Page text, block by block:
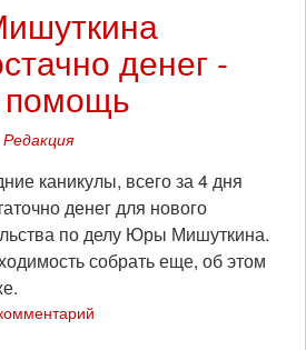
денег -
помощь
Редакция
каникулы, всего за 4 дня
денег для нового
по делу Юры Мишуткина.
собрать еще, об этом